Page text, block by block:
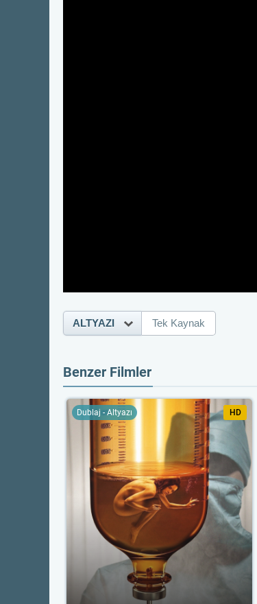
ALTYAZI Tek Kaynak
Benzer Filmler
Dublaj - Altyazı HD